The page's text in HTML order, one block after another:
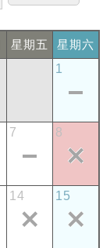
星期五
星期六
1
7 8
14 15